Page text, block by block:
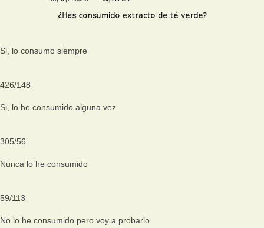
Si, lo consumo siempre
426/148
Si, lo he consumido alguna vez
305/56
Nunca lo he consumido
59/113
No lo he consumido pero voy a probarlo